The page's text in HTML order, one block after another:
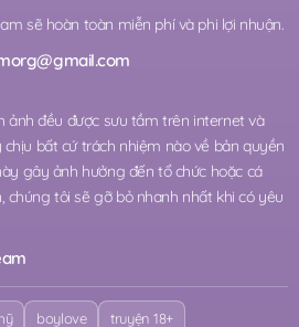
sẽ hoàn toàn miễn phí và phi lợi nhuận.
ảnh đều được sưu tầm trên internet và
bất cứ trách nhiệm nào về bản quyền
gây ảnh hưởng đến tổ chức hoặc cá
chúng tôi sẽ gỡ bỏ nhanh nhất khi có yêu
boylove truyện 18+